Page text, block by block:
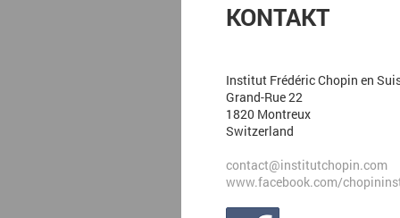
KONTAKT
Institut Frédéric Chopin en
Grand-Rue 22
1820 Montreux
Switzerland
contact@institutchopin.com
www.facebook.com/